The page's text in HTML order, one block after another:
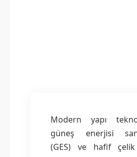
Modern yapı
güneş enerjisi
(GES) ve hafif çelik